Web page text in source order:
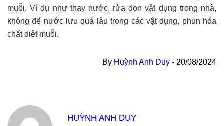
muỗi. Ví dụ như thay nước, rửa dọn vật dụng trong nhà,
không để nước lưu quá lâu trong các vật dụng, phun hóa
chất diệt muỗi.
By Huỳnh Anh Duy - 20/08/2024
HUỲNH ANH DUY